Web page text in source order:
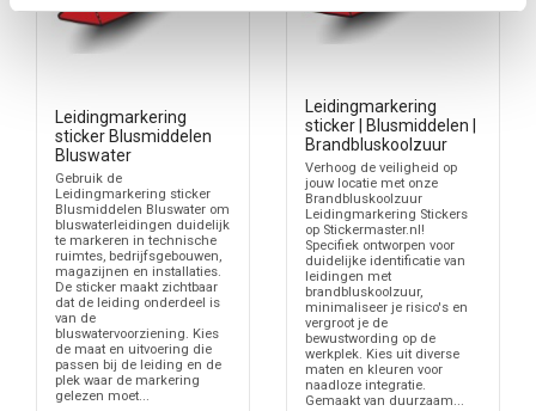
Leidingmarkering
sticker Blusmiddelen
Bluswater
Gebruik de
Leidingmarkering sticker
Blusmiddelen Bluswater om
bluswaterleidingen duidelijk
te markeren in technische
ruimtes, bedrijfsgebouwen,
magazijnen en installaties.
De sticker maakt zichtbaar
dat de leiding onderdeel is
van de
bluswatervoorziening. Kies
de maat en uitvoering die
passen bij de leiding en de
plek waar de markering
gelezen moet...
Leidingmarkering
sticker | Blusmiddelen |
Brandbluskoolzuur
Verhoog de veiligheid op
jouw locatie met onze
Brandbluskoolzuur
Leidingmarkering Stickers
op Stickermaster.nl!
Specifiek ontworpen voor
duidelijke identificatie van
leidingen met
brandbluskoolzuur,
minimaliseer je risico's en
vergroot je de
bewustwording op de
werkplek. Kies uit diverse
maten en kleuren voor
naadloze integratie.
Gemaakt van duurzaam...